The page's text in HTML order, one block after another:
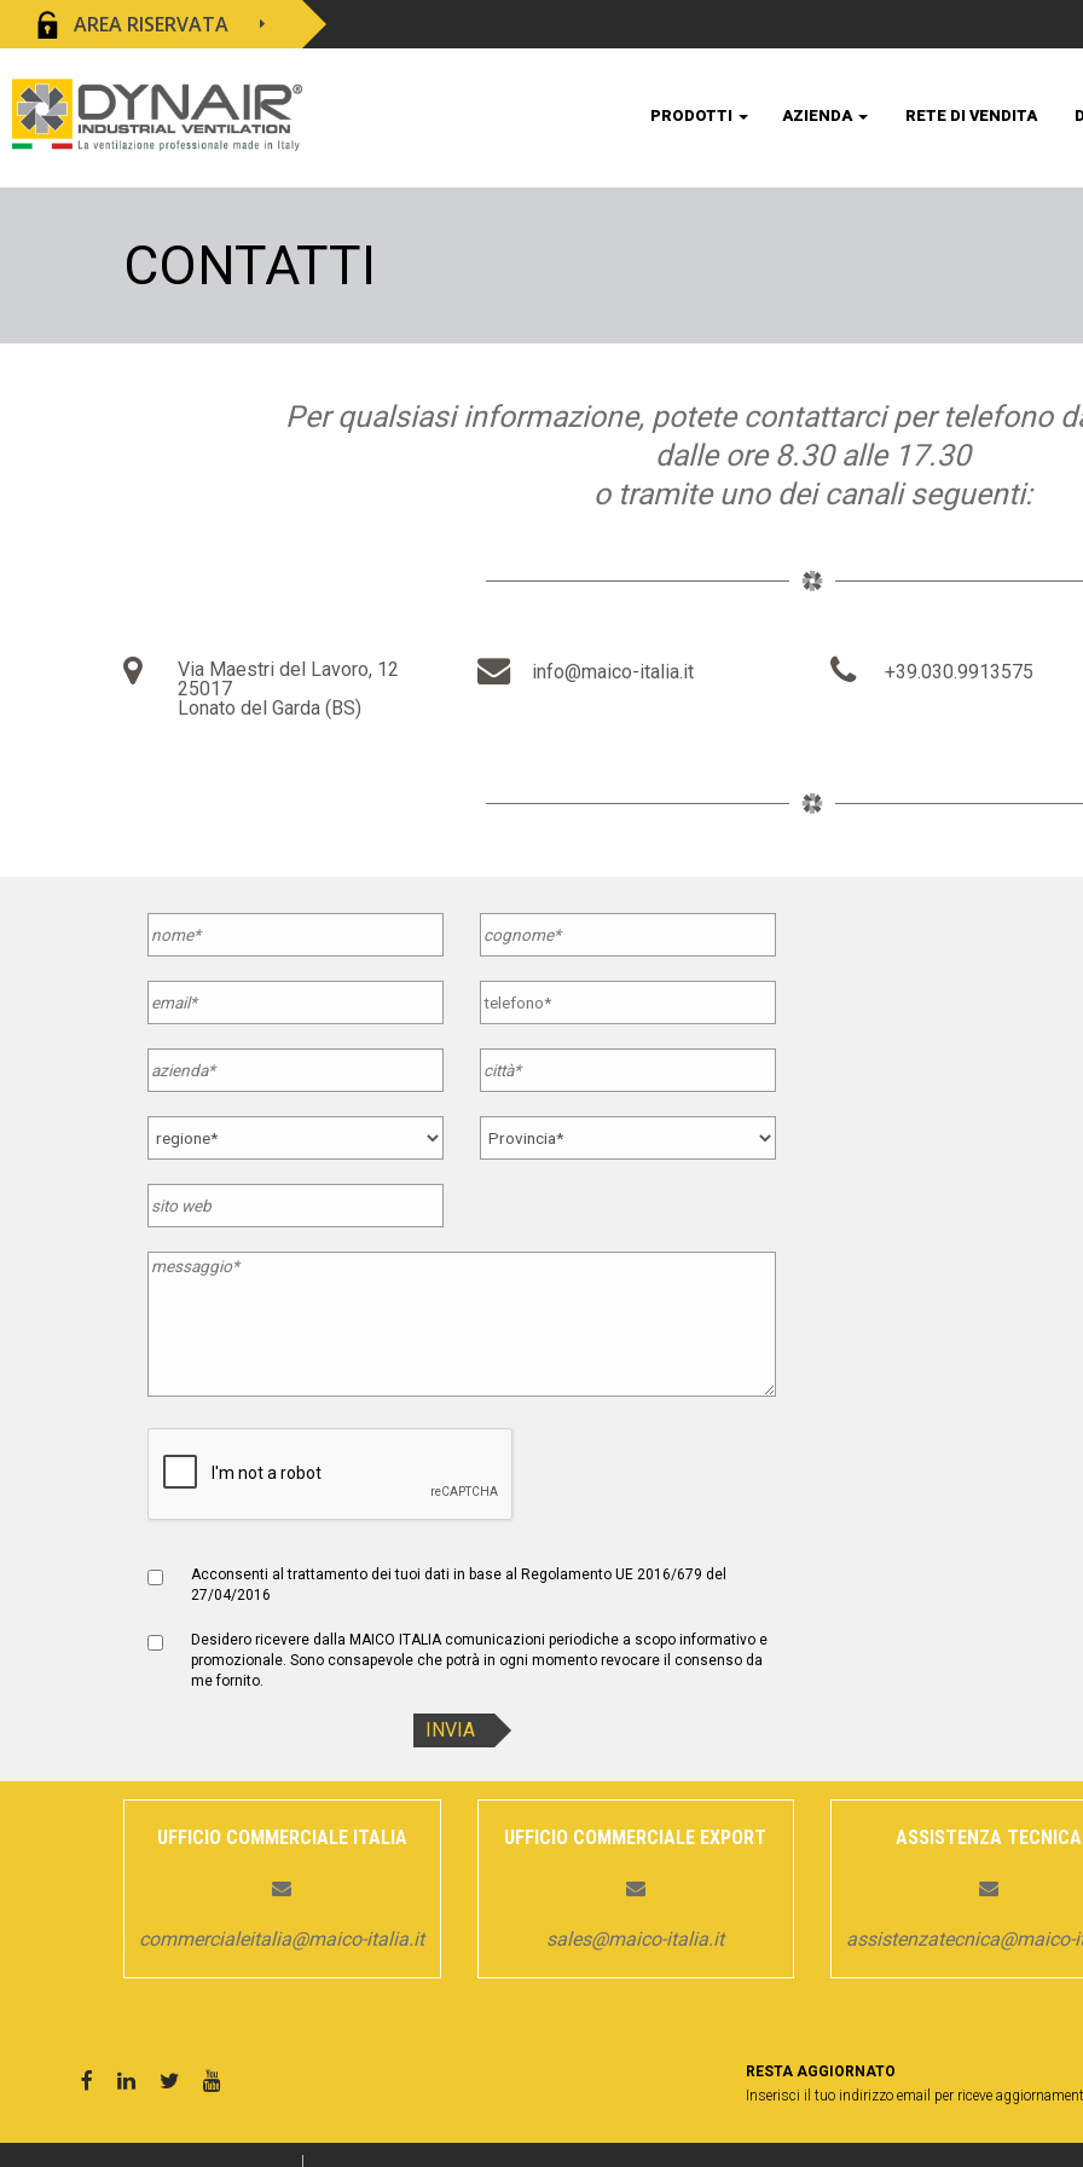
AREA RISERVATA
PRODOTTI AZIENDA RETE DI VENDITA
CONTATTI
Per qualsiasi informazione, potete contattarci per telefono
dalle ore 8.30 alle 17.30
o tramite uno dei canali seguenti:
Via Maestri del Lavoro, 12
25017
Lonato del Garda (BS)
info@maico-italia.it +39.030.9913575
Acconsenti al trattamento dei tuoi dati in base al Regolamento UE 2016/679 del
27/04/2016
Desidero ricevere dalla MAICO ITALIA comunicazioni periodiche a scopo informativo e
promozionale. Sono consapevole che potrà in ogni momento revocare il consenso da
me fornito.
UFFICIO COMMERCIALE ITALIA
commercialeitalia@maico-italia.it
UFFICIO COMMERCIALE EXPORT
sales@maico-italia.it
ASSISTENZA TECNICA
assistenzatecnica@maico-
RESTA AGGIORNATO
Inserisci il tuo indirizzo email per riceve